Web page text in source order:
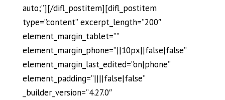
auto;”][/difl_postitem][difl_postitem
type=”content” excerpt_length=”200″
element_margin_tablet=””
element_margin_phone=”||10px||false|false”
element_margin_last_edited=”on|phone”
element_padding=”||||false|false”
_builder_version=”4.27.0″